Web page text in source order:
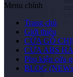
Menu chính
Trang chủ
Giới thiệu
CỬA GỖ
CỬA ABS
Phụ kiện cửa
BLOG